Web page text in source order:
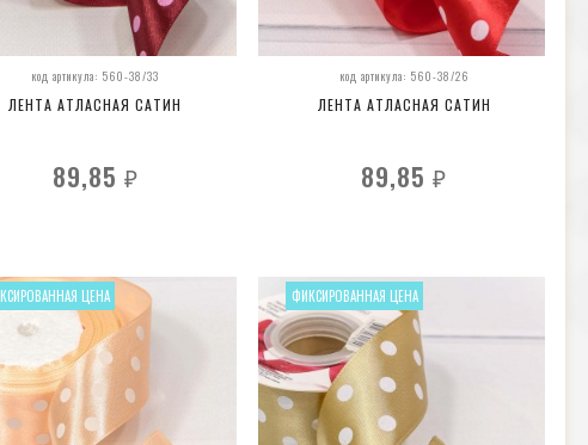
код артикула: 560-38/33
ЛЕНТА АТЛАСНАЯ САТИН
89,85 ₽
код артикула: 560-38/26
ЛЕНТА АТЛАСНАЯ САТИН
89,85₽
ЦЕНА ФИКСИРОВАННАЯ ЦЕНА